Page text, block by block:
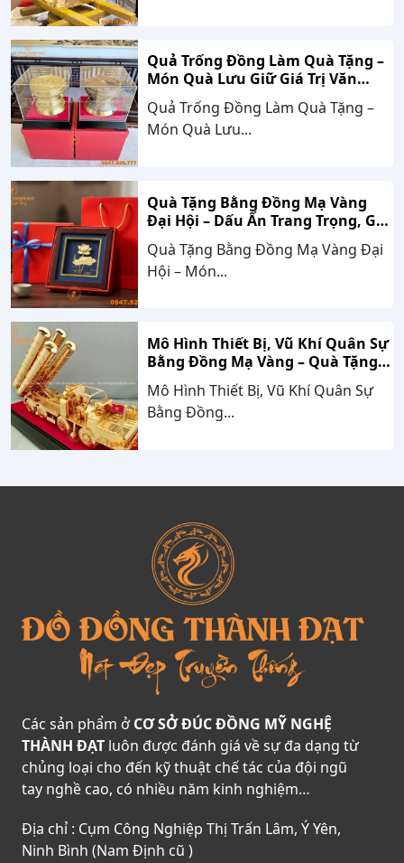
Quả Trống Đồng Làm Quà Tặng –
Món Quà Lưu Giữ Giá Trị Văn
Hóa, Gắn Kết Thành Công
Quả Trống Đồng Làm Quà Tặng –
Món Quà Lưu...
Quà Tặng Bằng Đồng Mạ Vàng
Đại Hội – Dấu Ấn Trang Trọng, Giá
Trị Bền Vững Theo Thời Gian
Quà Tặng Bằng Đồng Mạ Vàng Đại
Hội – Món...
Mô Hình Thiết Bị, Vũ Khí Quân Sự
Bằng Đồng Mạ Vàng – Quà Tặng
Cao Cấp Mang Dấu Ấn Sức Mạnh
Và Niềm Tự Hào Dân Tộc
Mô Hình Thiết Bị, Vũ Khí Quân Sự
Bằng Đồng...
Các sản phẩm ởCƠ SỞ ĐÚC ĐỒNG MỸ NGHỆ
THÀNH ĐẠT luôn được đánh giá về sự đa dạng từ
chủng loại cho đến kỹ thuật chế tác của đội ngũ
tay nghề cao, có nhiều năm kinh nghiệm…
Địa chỉ : Cụm Công Nghiệp Thị Trấn Lâm, Ý Yên,
Ninh Bình (Nam Định cũ )